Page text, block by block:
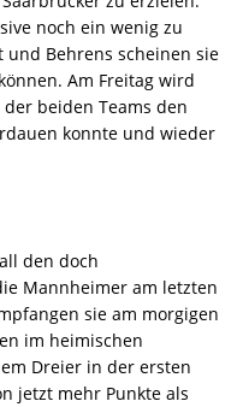
noch ein wenig zu
und Behrens scheinen sie
Am Freitag wird
beiden Teams den
konnte und wieder
den doch
Mannheimer am letzten
sie am morgigen
im heimischen
Dreier in der ersten
jetzt mehr Punkte als